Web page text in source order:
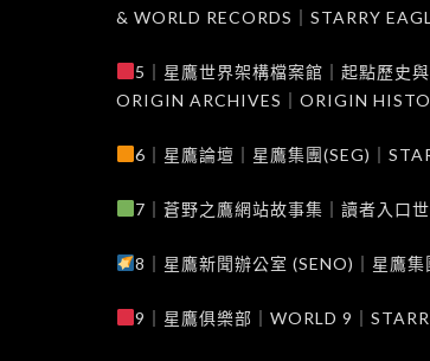
& WORLD RECORDS｜STARRY
5｜星鷹世界架構檔案館｜起點歷史
ORIGIN ARCHIVES｜ORIGIN
6｜星鷹論壇｜星鷹集團(SEG)｜
7｜蒼野之鷹網站故事集｜讀者入口
8｜星鷹新聞辦公室 (SENO)｜星鷹
9｜星鷹俱樂部｜WORLD 9｜